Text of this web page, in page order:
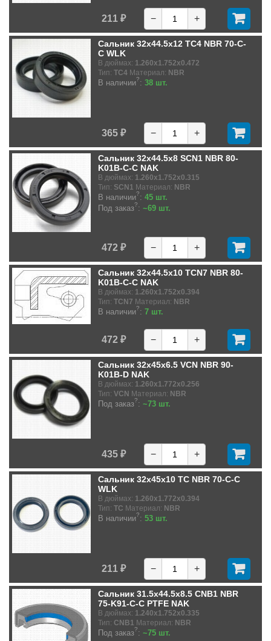
211 ₽ − +
Сальник 32x44.5x12 TC4 NBR 70-C-
C WLK
В дюймах: 1.260x1.752x0.472
Тип: TC4 Материал: NBR
В наличии?: 38 шт.
365 ₽ − +
Сальник 32x44.5x8 SCN1 NBR 80-
K01B-C-C NAK
В дюймах: 1.260x1.752x0.315
Тип: SCN1 Материал: NBR
В наличии?: 45 шт.
Под заказ?: ~69 шт.
472 ₽ − +
Сальник 32x44.5x10 TCN7 NBR 80-
K01B-C-C NAK
В дюймах: 1.260x1.752x0.394
Тип: TCN7 Материал: NBR
В наличии?: 7 шт.
472 ₽ − +
Сальник 32x45x6.5 VCN NBR 90-
K01B-D NAK
В дюймах: 1.260x1.772x0.256
Тип: VCN Материал: NBR
Под заказ?: ~73 шт.
435 ₽ − +
Сальник 32x45x10 TC NBR 70-C-C
WLK
В дюймах: 1.260x1.772x0.394
Тип: TC Материал: NBR
В наличии?: 53 шт.
211 ₽ − +
Сальник 31.5x44.5x8.5 CNB1 NBR
75-K91-C-C PTFE NAK
В дюймах: 1.240x1.752x0.335
Тип: CNB1 Материал: NBR
Под заказ?: ~75 шт.